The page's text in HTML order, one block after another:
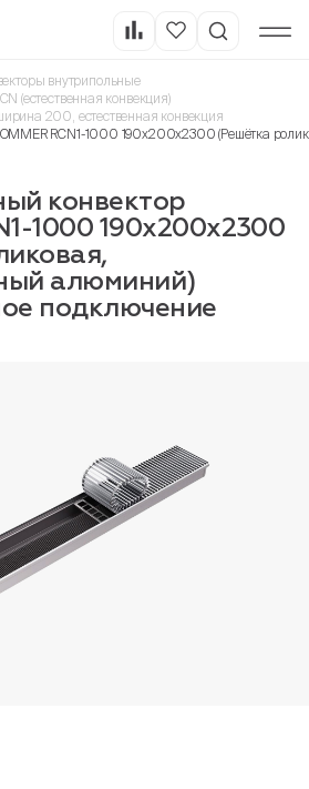
внутрипольные
(естественная конвекция)
200, естественная конвекция
RCN1-1000 190х200х2300 (Решётка
конвектор
1000 190х200х2300
алюминий)
подключение